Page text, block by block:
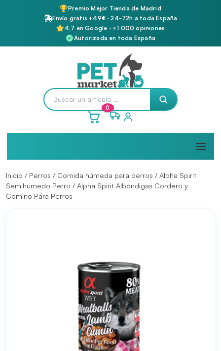
Premio Mejor Tienda de Madrid
Envío gratis +49€ · 24-72h a toda España
4,7 en Google · +1.000 opiniones
Autorizada en toda España
0
Inicio / Perros / Comida húmeda para perros / Alpha Spirit
Semihúmedo Perro / Alpha Spirit Albóndigas Cordero y
Comino Para Perros